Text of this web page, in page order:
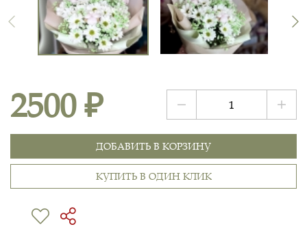
2500 ₽
ДОБАВИТЬ В КОРЗИНУ
КУПИТЬ В ОДИН КЛИК